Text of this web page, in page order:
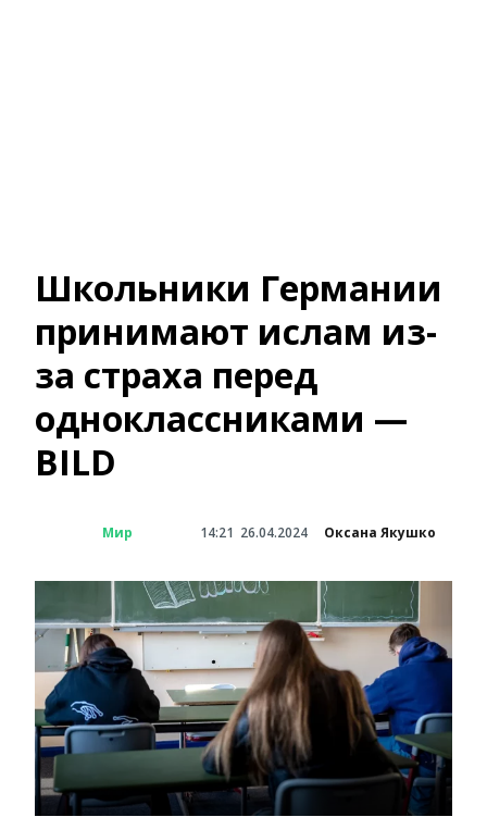
Школьники Германии
принимают ислам из-
за страха перед
одноклассниками —
BILD
Мир 14:21 26.04.2024 Оксана Якушко